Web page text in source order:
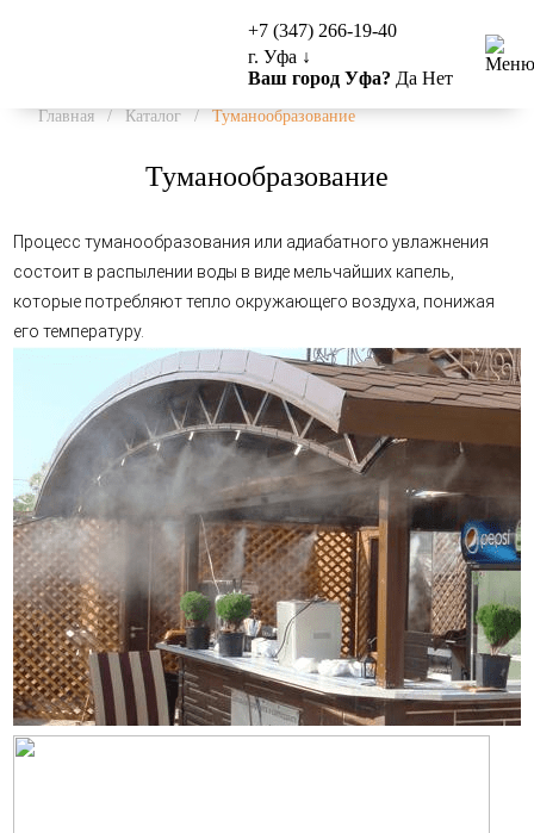
+7 (347) 266-19-40
г. Уфа ↓
Ваш город Уфа? Да Нет
Главная / Каталог / Туманообразование
Туманообразование
Процесс туманообразования или адиабатного увлажнения
состоит в распылении воды в виде мельчайших капель,
которые потребляют тепло окружающего воздуха, понижая
его температуру.